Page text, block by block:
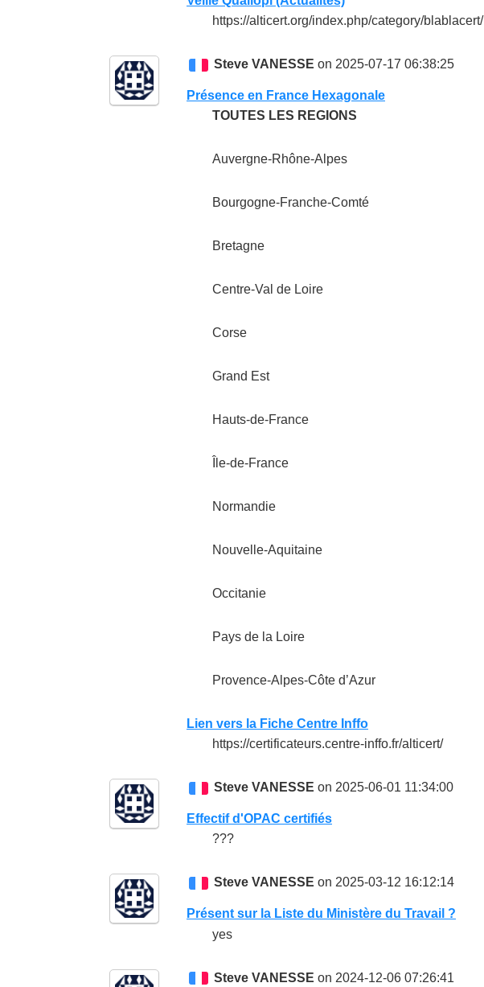
https://alticert.org/index.php/category/blablacert/
Steve VANESSE on 2025-07-17 06:38:25
Présence en France Hexagonale
TOUTES LES REGIONS
Auvergne-Rhône-Alpes
Bourgogne-Franche-Comté
Bretagne
Centre-Val de Loire
Corse
Grand Est
Hauts-de-France
Île-de-France
Normandie
Nouvelle-Aquitaine
Occitanie
Pays de la Loire
Provence-Alpes-Côte d’Azur
Lien vers la Fiche Centre Inffo
https://certificateurs.centre-inffo.fr/alticert/
Steve VANESSE on 2025-06-01 11:34:00
Effectif d'OPAC certifiés
???
Steve VANESSE on 2025-03-12 16:12:14
Présent sur la Liste du Ministère du Travail ?
yes
Steve VANESSE on 2024-12-06 07:26:41